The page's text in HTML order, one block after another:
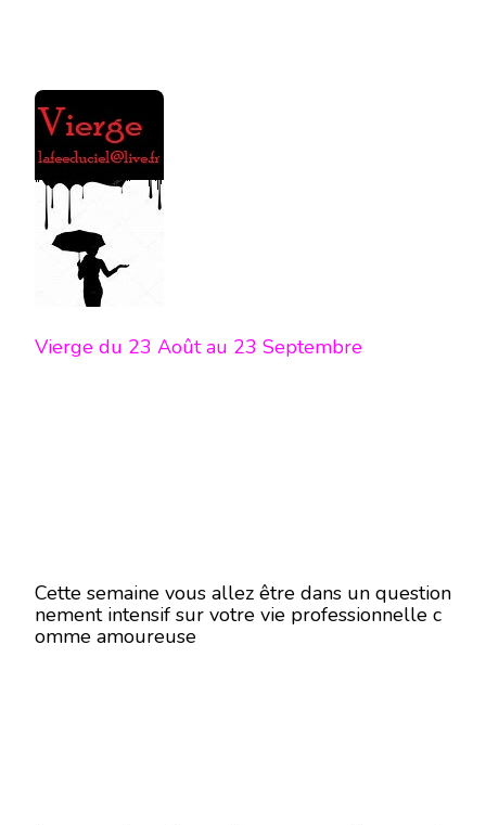
Vierge du 23 Août au 23 Septembre
Cette semaine vous allez être dans un question
nement intensif sur votre vie professionnelle c
omme amoureuse